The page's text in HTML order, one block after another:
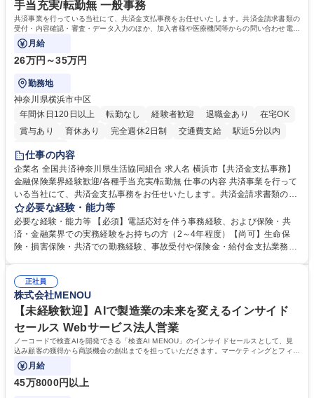
手当充実/転勤無 一般事務
共済事業を行っている当社にて、共済金支払事務をお任せいたします。共済金請求書類の
受付・内容確認・審査・データ入力のほか、加入者様や医療機関等からの問い合わせ電話
対応や書類発送等を担当します。
月給
26万円～35万円
勤務地
神奈川県横浜市中区
年間休日120日以上
転勤なし 経験者歓迎 退職金あり
在宅OK
賞与あり
育休あり 完全週休2日制 交通費支給
駅近5分以内
土日祝休み
仕事の内容
企業名 全国共済神奈川県生活協同組合 求人名 横浜市【共済金支払事務】
金融保険業界経験歓迎/各種手当充実/転勤無 仕事の内容 共済事業を行って
いる当社にて、共済金支払事務をお任せいたします。共済金請求書類の受
付・内容確認・審査・データ入力のほか、加入者様や医療機関等からの問
い合わせ電話対応や書類発送等を担当します。 ■共済金請求書類の受付、
内容確認、および共済金支払に関する審査・事務処理業務全般を担当 ■専
用システムへのデータ入力、各種必要書類の作成・発送作業 ■加入者様や
指定する業務 募集職種 横浜市【共済金支払事務】金融保険業界経験歓迎/
各種手当充実/転勤無
必要な経験・能力等
必要な経験・能力等 【必須】電話応対を伴う事務経験、および保険・共
済・金融業界での実務経験をお持ちの方（2～4年程度）【尚可】生命保
険・損害保険・共済での勤務経験、事故受付や保険金・給付金支払業務経
務へのキャリアチェンジ希望者も大歓迎です！ 学歴・資格 学歴：大学院
大学 高専 短大 専修学校 高校 語学力： 資格：
正社員
株式会社MENOU
【未経験歓迎】AIで製造業の未来を変えるインサイド
セールス Webサービス法人営業
ノーコードで検査AIを開発できる「検査AI MENOU」のインサイドセールスとして、見
込み顧客の獲得から商談機会の創出までを担っていただきます。マーケティングとフィー
ルドセールスをつなぐ役割として、
月給
45万8000円以上